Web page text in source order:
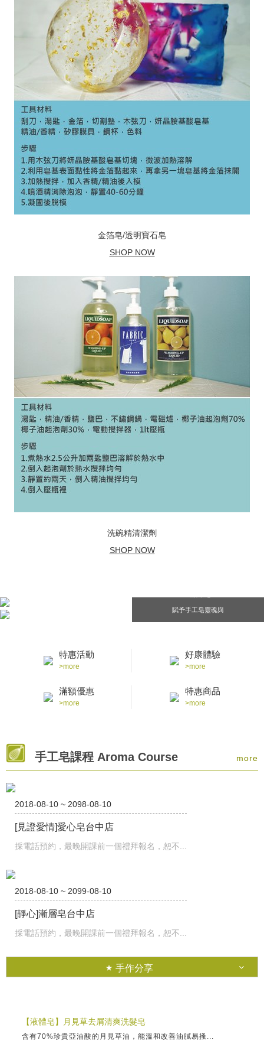
金箔皂/透明寶石皂
SHOP NOW
洗碗精清潔劑
SHOP NOW
賦予手工皂靈魂與
特惠活動
>more
好康體驗
>more
滿額優惠
>more
特惠商品
>more
手工皂課程 Aroma Course more
2018-08-10 ~ 2098-08-10
[見證愛情]愛心皂台中店
採電話預約，最晚開課前一個禮拜報名，恕不...
2018-08-10 ~ 2099-08-10
[靜心]漸層皂台中店
採電話預約，最晚開課前一個禮拜報名，恕不...
手作分享
【液體皂】月見草去屑清爽洗髮皂
含有70%珍貴亞油酸的月見草油，能溫和改善油膩易搔...